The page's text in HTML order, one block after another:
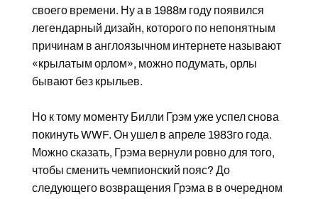
своего времени. Ну а в 1988м году появился
легендарный дизайн, которого по непонятным
причинам в англоязычном интернете называют
«крылатым орлом», можно подумать, орлы
бывают без крыльев.
Но к тому моменту Билли Грэм уже успел снова
покинуть WWF. Он ушел в апреле 1983го года.
Можно сказать, Грэма вернули ровно для того,
чтобы сменить чемпионский пояс? До
следующего возвращения Грэма в в очередном